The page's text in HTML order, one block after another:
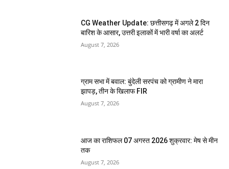
CG Weather Update: छत्तीसगढ़ में अगले 2 दिन
बारिश के आसार, उत्तरी इलाकों में भारी वर्षा का अलर्ट
August 7, 2026
ग्राम सभा में बवाल: बुंदेली सरपंच को ग्रामीण ने मारा
झापड़, तीन के खिलाफ FIR
August 7, 2026
आज का राशिफल 07 अगस्त 2026 शुक्रवार: मेष से मीन
तक
August 7, 2026